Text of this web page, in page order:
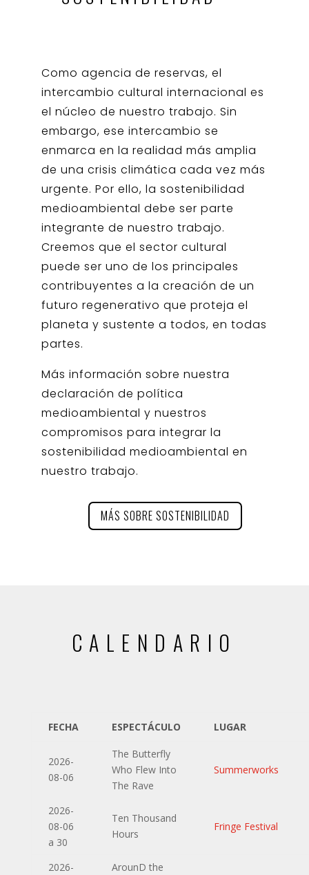
Como agencia de reservas, el
intercambio cultural internacional es
el núcleo de nuestro trabajo. Sin
embargo, ese intercambio se
enmarca en la realidad más amplia
de una crisis climática cada vez más
urgente. Por ello, la sostenibilidad
medioambiental debe ser parte
integrante de nuestro trabajo.
Creemos que el sector cultural
puede ser uno de los principales
contribuyentes a la creación de un
futuro regenerativo que proteja el
planeta y sustente a todos, en todas
partes.
Más información sobre nuestra
declaración de política
medioambiental y nuestros
compromisos para integrar la
sostenibilidad medioambiental en
nuestro trabajo.
MÁS SOBRE SOSTENIBILIDAD
CALENDARIO
FECHA ESPECTÁCULO LUGAR
2026-
08-06
The Butterfly
Who Flew Into
The Rave
Summerworks
2026-
08-06
a 30
Ten Thousand
Hours
Fringe Festival
2026-
ArounD the